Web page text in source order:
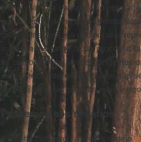
animava a sua conspiração por
que há muito devia ter o Premio
quão vulnerável é a democracia
sustenta. Ao longo deste processo
tal como os magistrados dirigentes
defender os interesses de que são
do
PT é uma das páginas mais
Passemos aos desafios
1. Tenho defendido a urgência de o